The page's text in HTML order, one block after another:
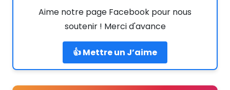
Aime notre page Facebook pour nous
soutenir ! Merci d'avance
👍 Mettre un J’aime